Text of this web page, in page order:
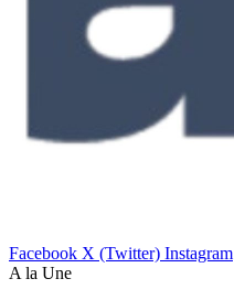
Facebook X (Twitter) Instagram
A la Une